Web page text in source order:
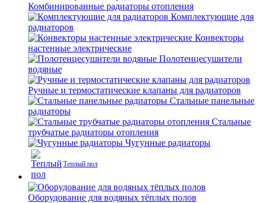
Комбинированные радиаторы отопления
Комплектующие для
радиаторов
Конвекторы
настенные электрические
Полотенцесушители
водяные
Ручные и термостатические клапаны для радиаторов
Стальные панельные
радиаторы
Стальные
трубчатые радиаторы отопления
Чугунные радиаторы
Теплый пол
Оборудование для водяных тёплых полов